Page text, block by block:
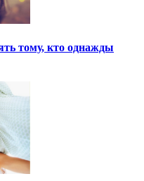
тому, кто однажды